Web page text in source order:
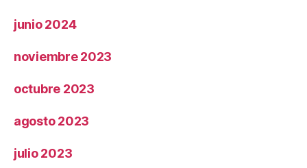
junio 2024
noviembre 2023
octubre 2023
agosto 2023
julio 2023